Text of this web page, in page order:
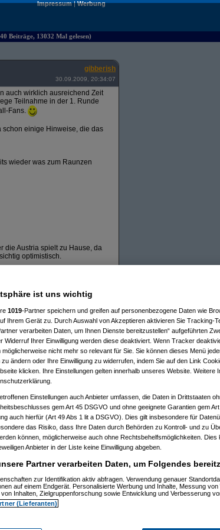
Impressum|Werbung
Beiträge, 13032 Mal gelesen)
gibberish
30.09.2009, 20:34:07
auch wirklich ausreichend Zeit
Teilnahme in der 1. Runde
Fans.
schon einige Hinweise, die das
wieder was zum Raunzen
die Austria spielt zu Hause, da
optimistisch.
20:37:39)
20:41:20)
am 30.09.2009, 20:42:04)
20:45:37)
am 30.09.2009, 20:46:24)
22:45:21)
22:47:25)
11:44:17)
11:46:07)
11:55:41)
11:56:58)
11:57:54)
11:58:30)
01.10.2009, 11:59:15)
12:01:05)
ist uns wichtig
1019-Partner speichern und greifen auf personenbezogene Daten wie
Ihrem Gerät zu. Durch Auswahl von Akzeptieren aktivieren Sie Tracking-
verarbeiten Daten, um Ihnen Dienste bereitzustellen“ aufgeführten
Widerruf Ihrer Einwilligung werden diese deaktiviert. Wenn Tracker
möglicherweise nicht mehr so relevant für Sie. Sie können dieses Menü
zu ändern oder Ihre Einwilligung zu widerrufen, indem Sie auf den Link
klicken. Ihre Einstellungen gelten innerhalb unseres Website. Weitere
Einstellungen auch Anbieter umfassen, die Daten in Drittstaaten
gem Art 45 DSGVO und ohne geeignete Garantien gem
auch hierfür (Art 49 Abs 1 lit a DSGVO). Dies gilt insbesondere für
das Risiko, dass Ihre Daten durch Behörden zu Kontroll- und zu
können, möglicherweise auch ohne Rechtsbehelfsmöglichkeiten. Dies
Anbieter in der Liste keine Einwilligung abgeben.
Partner verarbeiten Daten, um Folgendes
zur Identifikation aktiv abfragen. Verwendung genauer
auf einem Endgerät. Personalisierte Werbung und Inhalte, Messung
Inhalten, Zielgruppenforschung sowie Entwicklung und Verbesserung
(Lieferanten)